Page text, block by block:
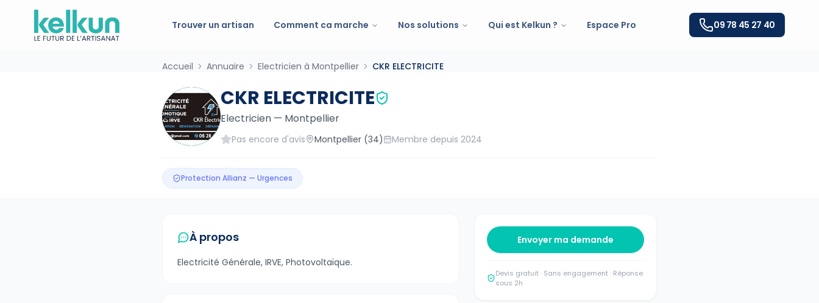
Trouver un artisan Comment ca marche Nos solutions Qui est Kelkun ? Espace Pro 09 78 45 27 40
Accueil Annuaire Electricien à Montpellier CKR ELECTRICITE
CKR ELECTRICITE
Electricien — Montpellier
Pas encore d'avis Montpellier (34) Membre depuis 2024
Protection Allianz — Urgences
À propos
Electricité Générale, IRVE, Photovoltaïque.
Envoyer ma demande
Devis gratuit · Sans engagement · Réponse
sous 2h